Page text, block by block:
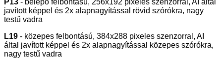
P13 - belépő felbontású, 256x192 pixeles szenzorral, AI által
javított képpel és 2x alapnagyítással rövid szórókra, nagy
testű vadra
L19 - közepes felbontású, 384x288 pixeles szenzorral, AI
által javított képpel és 2x alapnagyítással közepes szórókra,
nagy testű vadra